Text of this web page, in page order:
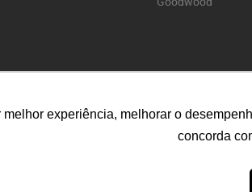
experiência, melhorar o
concorda